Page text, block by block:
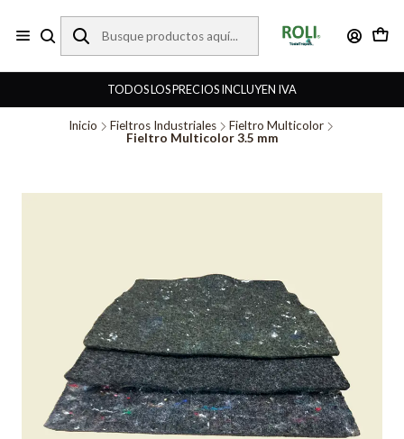
TODOS LOS PRECIOS INCLUYEN IVA
Inicio Fieltros Industriales
Fieltro Multicolor
Fieltro Multicolor 3.5 mm